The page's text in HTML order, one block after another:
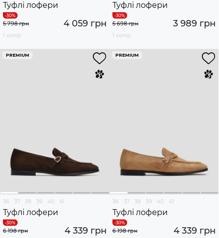
Туфлі лофери
4 059 грн
5 798 грн
1 колір
Туфлі лофери
3 989 грн
5 698 грн
1 колір
PREMIUM
36 37 38 39 40 41
Туфлі лофери
4 339 грн
6 198 грн
PREMIUM
36 37 38 39 40 41
Туфлі лофери
4 339 грн
6 198 грн